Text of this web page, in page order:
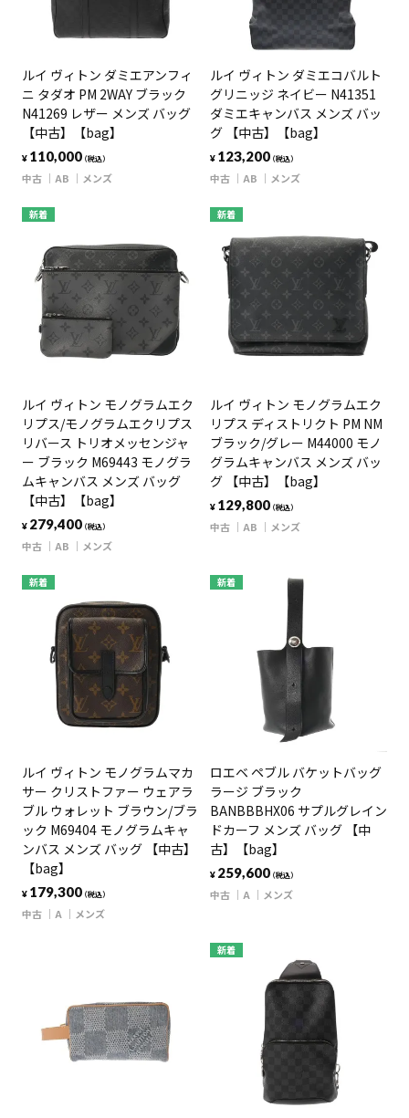
ルイ ヴィトン ダミエアンフィ
ニ タダオ PM 2WAY ブラック
N41269 レザー メンズ バッグ
【中古】【bag】
¥ 110,000（税込）
中古 AB メンズ
ルイ ヴィトン ダミエコバルト
グリニッジ ネイビー N41351
ダミエキャンバス メンズ バッ
グ 【中古】【bag】
¥ 123,200（税込）
中古 AB メンズ
新着
ルイ ヴィトン モノグラムエク
リプス/モノグラムエクリプス
リバース トリオメッセンジャ
ー ブラック M69443 モノグラ
ムキャンバス メンズ バッグ
【中古】【bag】
¥ 279,400（税込）
中古 AB メンズ
新着
ルイ ヴィトン モノグラムエク
リプス ディストリクト PM NM
ブラック/グレー M44000 モノ
グラムキャンバス メンズ バッ
グ 【中古】【bag】
¥ 129,800（税込）
中古 AB メンズ
新着
ルイ ヴィトン モノグラムマカ
サー クリストファー ウェアラ
ブル ウォレット ブラウン/ブラ
ック M69404 モノグラムキャ
ンバス メンズ バッグ 【中古】
【bag】
¥ 179,300（税込）
中古 A メンズ
新着
ロエベ ペブル バケットバッグ
ラージ ブラック
BANBBBHX06 サプルグレイン
ドカーフ メンズ バッグ 【中
古】【bag】
¥ 259,600（税込）
中古 A メンズ
新着